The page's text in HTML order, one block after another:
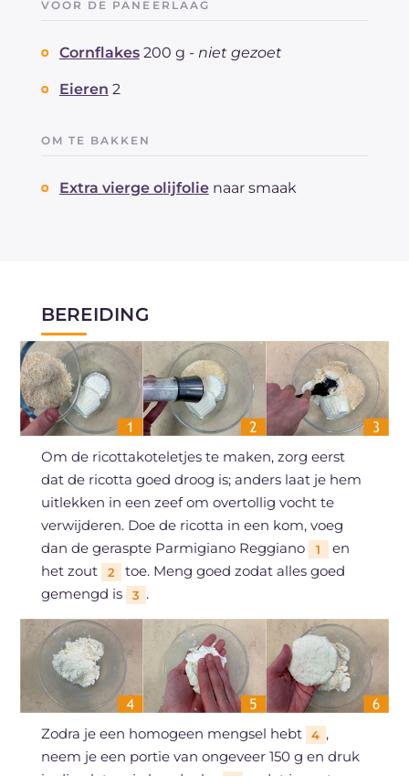
VOOR DE PANEERLAAG
Cornflakes 200 g - niet gezoet
Eieren 2
OM TE BAKKEN
Extra vierge olijfolie naar smaak
BEREIDING
Om de ricottakoteletjes te maken, zorg eerst
dat de ricotta goed droog is; anders laat je hem
uitlekken in een zeef om overtollig vocht te
verwijderen. Doe de ricotta in een kom, voeg
dan de geraspte Parmigiano Reggiano
1
en
het zout
2
toe. Meng goed zodat alles goed
gemengd is
3 .
Zodra je een homogeen mengsel hebt 4 ,
neem je een portie van ongeveer 150 g en druk